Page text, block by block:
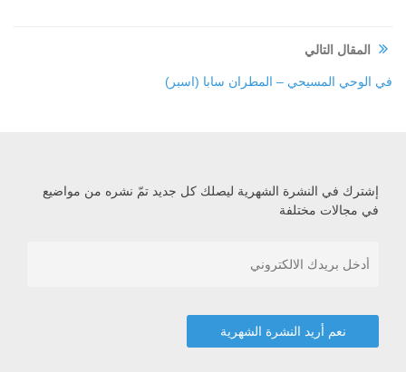
المقال التالي
في الوحي المسيحي – المطران سابا (اسبر)
إشترك في النشرة الشهرية ليصلك كل جديد تمّ نشره من مواضيع
في مجالات مختلفة